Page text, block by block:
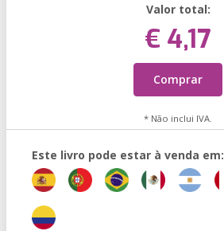
Valor total:
€ 4,17
Comprar
* Não inclui IVA.
Este livro pode estar à venda em: